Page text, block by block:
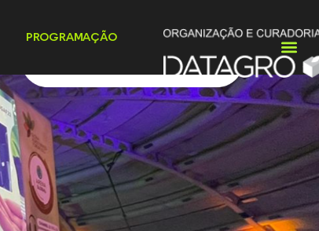
PROGRAMAÇÃO